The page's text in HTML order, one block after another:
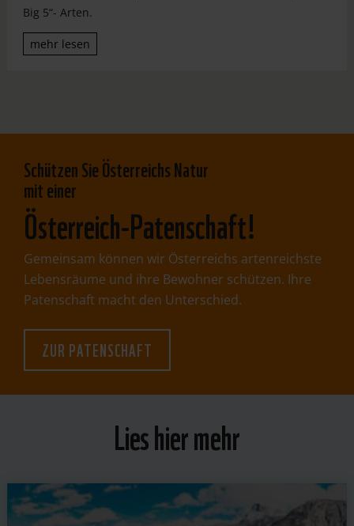
Big 5“- Arten.
mehr lesen
​Schützen Sie Österreichs Natur
mit einer
Österreich-Patenschaft!
Gemeinsam können wir Österreichs artenreichste
Lebensräume und ihre Bewohner schützen. Ihre
Patenschaft macht den Unterschied.
ZUR PATENSCHAFT
Lies hier mehr